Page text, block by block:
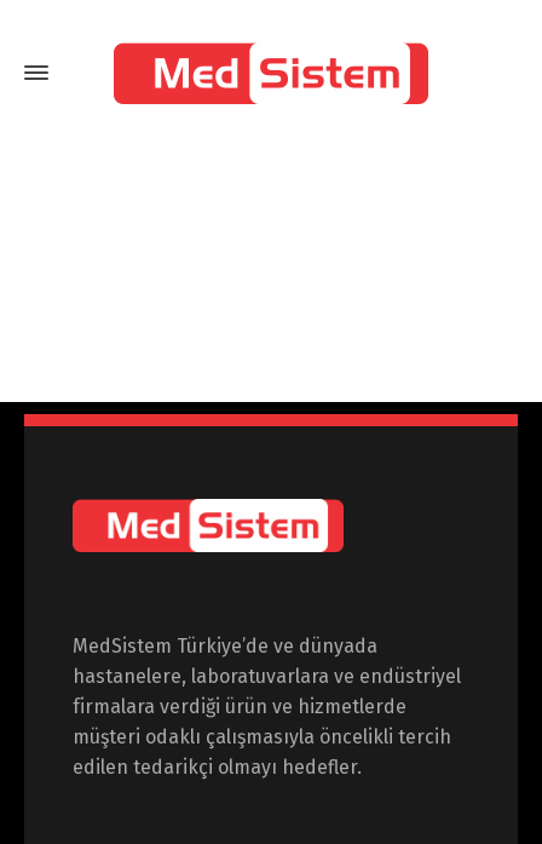
MedSistem Türkiye’de ve dünyada
hastanelere, laboratuvarlara ve endüstriyel
firmalara verdiği ürün ve hizmetlerde
müşteri odaklı çalışmasıyla öncelikli tercih
edilen tedarikçi olmayı hedefler.